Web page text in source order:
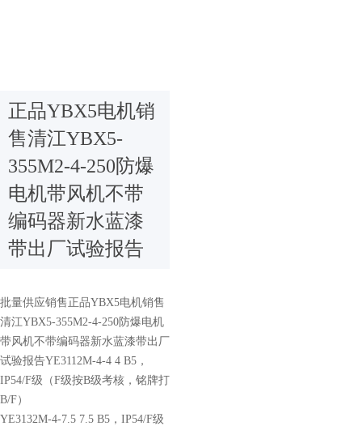
批量供应销售正品YBX5电机销售
清江YBX5-355M2-4-250防爆电机
带风机不带编码器新水蓝漆带出厂
试验报告YE3112M-4-4 4 B5，
IP54/F级（F级按B级考核，铭牌打
B/F）
YE3132M-4-7.5 7.5 B5，IP54/F级
正品YBX5电机销
售清江YBX5-
355M2-4-250防爆
电机带风机不带
编码器新水蓝漆
带出厂试验报告